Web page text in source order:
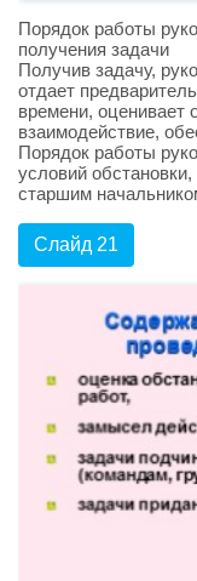
Порядок работы
получения задачи
Получив задачу,
отдает
времени, оценивает
взаимодействие,
Порядок работы
условий
старшим
Слайд 21